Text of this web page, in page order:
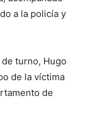
a la policía y
turno, Hugo
de la víctima
de